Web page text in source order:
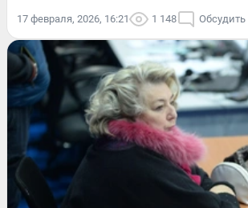
17 февраля, 2026, 16:21 1 148 Обсудить